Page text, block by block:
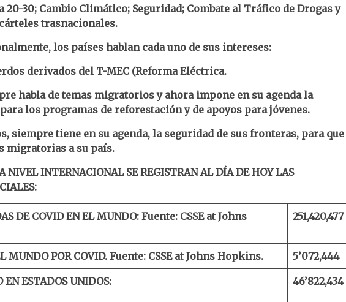
20-30; Cambio Climático; Seguridad; Combate al Tráfico de Drogas y
trasnacionales.
los países hablan cada uno de sus intereses:
derivados del T-MEC (Reforma Eléctrica.
habla de temas migratorios y ahora impone en su agenda la
los programas de reforestación y de apoyos para jóvenes.
siempre tiene en su agenda, la seguridad de sus fronteras, para que
migratorias a su país.
NIVEL INTERNACIONAL SE REGISTRAN AL DÍA DE HOY LAS
DE COVID EN EL MUNDO:Fuente: CSSE at Johns
251,420,477
MUNDO POR COVID. Fuente: CSSE at Johns Hopkins. 5’072,444
EN ESTADOS UNIDOS: 46’822,434